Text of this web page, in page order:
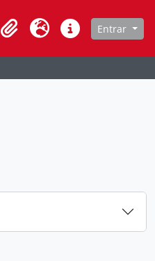
Clipboard
Idioma Atalhos Entrar